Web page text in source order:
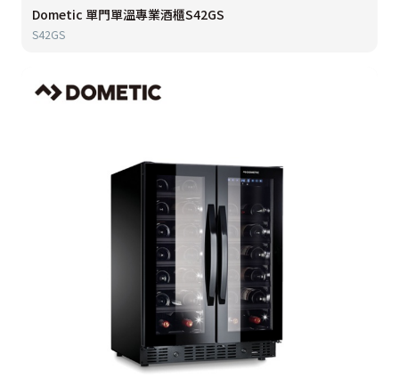
Dometic 單門單溫專業酒櫃S42GS
S42GS